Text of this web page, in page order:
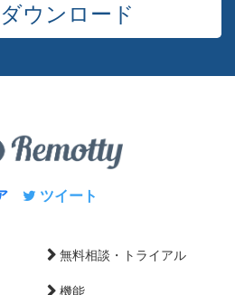
ウンロード
ツイート
無料相談・トライアル
機能